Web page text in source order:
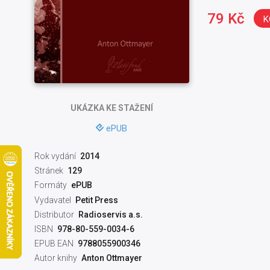
UKÁZKAKE STAŽENÍ
ePUB
Rok vydání 2014
Stránek 129
Formáty ePUB
Vydavatel Petit Press
Distributor Radioservis a.s.
ISBN
978-80-559-0034-6
EPUB EAN
9788055900346
Autor knihy Anton Ottmayer
79 Kč